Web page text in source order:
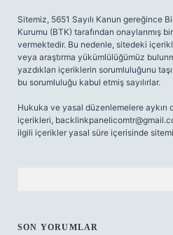
Sitemiz, 5651 Sayılı Kanun gereğince
Kurumu (BTK) tarafından onaylanmış
vermektedir. Bu nedenle, sitedeki
veya araştırma yükümlülüğümüz
yazdıkları içeriklerin sorumluluğunu
bu sorumluluğu kabul etmiş sayılırlar.
Hukuka ve yasal düzenlemelere aykırı
içerikleri,
ilgili içerikler yasal süre içerisinde
SON YORUMLAR